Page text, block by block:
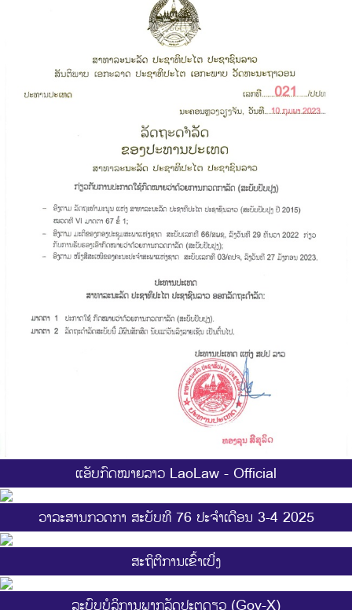
ແອັບກົດໝາຍລາວ LaoLaw - Official
ວາລະສານກວດກາ ສະບັບທີ 76 ປະຈຳເດືອນ 3-4 2025
ສະ​ຖິ​ຕີການ​ເຂົ້າ​ເບີ່ງ
ລະບົບບໍລິການພາກລັດປະຕູດຽວ (Gov-X)